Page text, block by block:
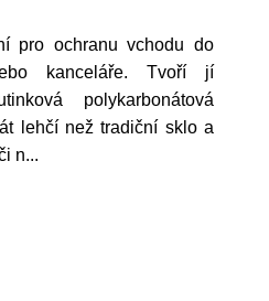
pro ochranu vchodu do
kanceláře. Tvoří jí
polykarbonátová
lehčí než tradiční sklo a
n...